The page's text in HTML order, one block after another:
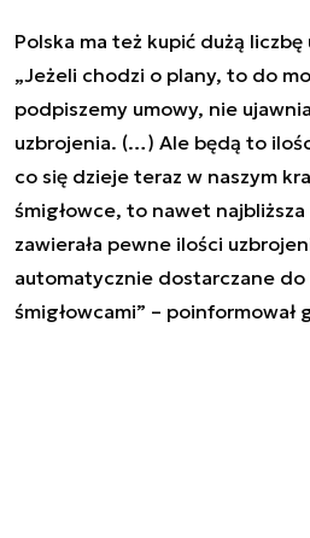
Polska ma też kupić dużą
„Jeżeli chodzi o plany, to do
podpiszemy umowy, nie
uzbrojenia. (…) Ale będą to
co się dzieje teraz w naszym
śmigłowce, to nawet
zawierała pewne ilości
automatycznie dostarczane do
śmigłowcami” – poinformował